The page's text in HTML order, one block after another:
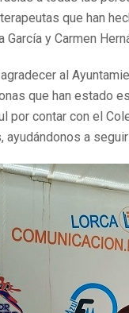
que han
García y Carmen
al
que han estado
por contar con el
ayudándonos a